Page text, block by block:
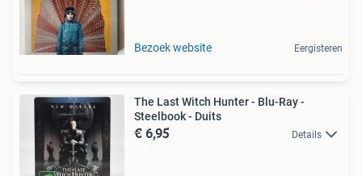
Bezoek website Eergisteren
The Last Witch Hunter - Blu-Ray -
Steelbook - Duits
€ 6,95 Details